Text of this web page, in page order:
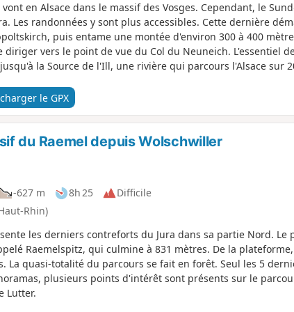
en Alsace dans le massif des Vosges. Cependant, le
Les randonnées y sont plus accessibles. Cette dernière
puis entame une montée d'environ 300 à 400
vers le point de vue du Col du Neuneich. L'essentiel
la Source de l'Ill, une rivière qui parcours l'Alsace sur
le GPX
du Raemel depuis Wolschwiller
-627 m 8h 25
Difficile
Rhin)
les derniers contreforts du Jura dans sa partie Nord. Le
Raemelspitz, qui culmine à 831 mètres. De la
La quasi-totalité du parcours se fait en forêt. Seul les 5
plusieurs points d'intérêt sont présents sur le
Lutter.